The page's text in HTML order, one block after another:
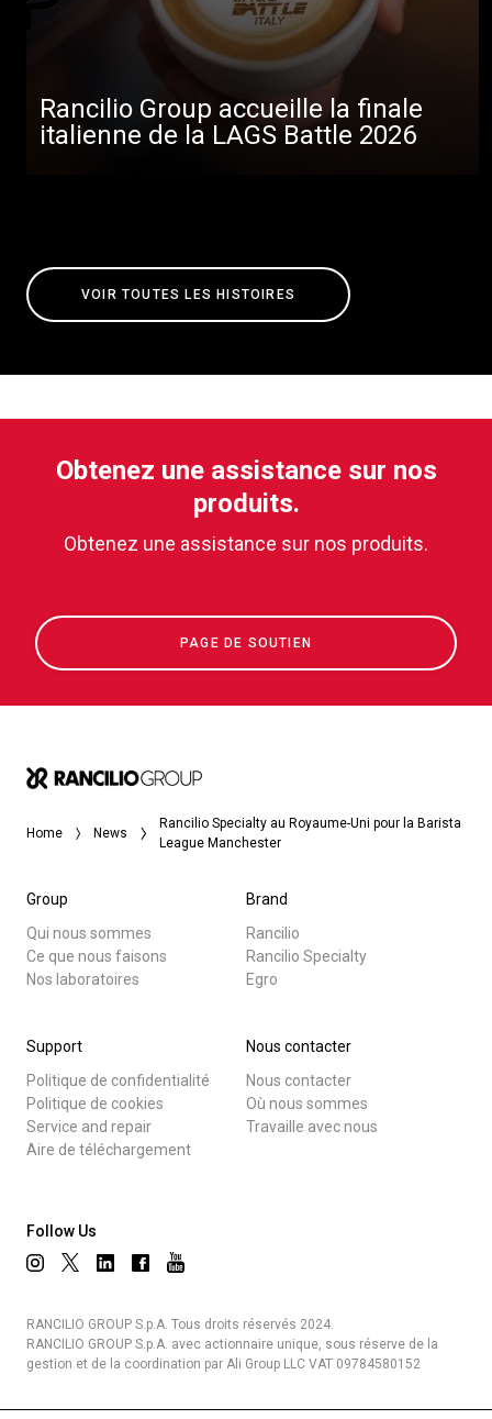
Rancilio Group accueille la finale
italienne de la LAGS Battle 2026
VOIR TOUTES LES HISTOIRES
Obtenez une assistance sur nos
produits.
Obtenez une assistance sur nos produits.
PAGE DE SOUTIEN
Home News
Rancilio Specialty au Royaume-Uni pour la Barista
League Manchester
Group
Qui nous sommes
Ce que nous faisons
Nos laboratoires
Brand
Rancilio
Rancilio Specialty
Egro
Support
Politique de confidentialité
Politique de cookies
Service and repair
Aire de téléchargement
Nous contacter
Nous contacter
Où nous sommes
Travaille avec nous
Follow Us
RANCILIO GROUP S.p.A. Tous droits réservés 2024.
RANCILIO GROUP S.p.A. avec actionnaire unique, sous réserve de la
gestion et de la coordination par Ali Group LLC VAT 09784580152